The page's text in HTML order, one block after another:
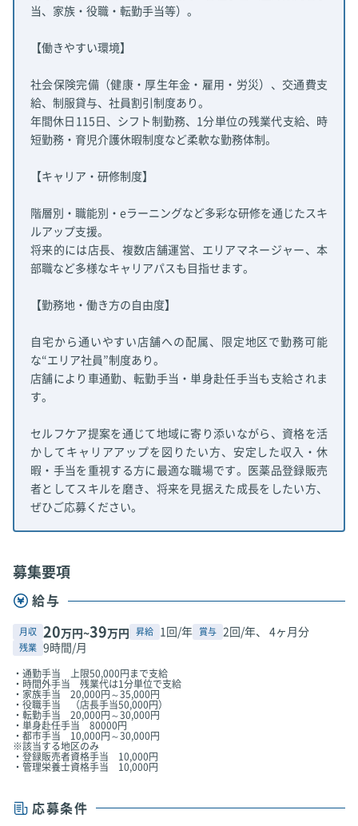
当、家族・役職・転勤手当等）。
【働きやすい環境】
社会保険完備（健康・厚生年金・雇用・労災）、交通費支
給、制服貸与、社員割引制度あり。
年間休日115日、シフト制勤務、1分単位の残業代支給、時
短勤務・育児介護休暇制度など柔軟な勤務体制。
【キャリア・研修制度】
階層別・職能別・eラーニングなど多彩な研修を通じたスキ
ルアップ支援。
将来的には店長、複数店舗運営、エリアマネージャー、本
部職など多様なキャリアパスも目指せます。
【勤務地・働き方の自由度】
自宅から通いやすい店舗への配属、限定地区で勤務可能
な“エリア社員”制度あり。
店舗により車通勤、転勤手当・単身赴任手当も支給されま
す。
セルフケア提案を通じて地域に寄り添いながら、資格を活
かしてキャリアアップを図りたい方、安定した収入・休
暇・手当を重視する方に最適な職場です。医薬品登録販売
者としてスキルを磨き、将来を見据えた成長をしたい方、
ぜひご応募ください。
募集要項
給与
月収 20万円~39万円 昇給 1回/年 賞与 2回/年、 4ヶ月分
残業 9時間/月
・通勤手当 上限50,000円まで支給
・時間外手当 残業代は1分単位で支給
・家族手当 20,000円～35,000円
・役職手当 （店長手当50,000円）
・転勤手当 20,000円～30,000円
・単身赴任手当 80000円
・都市手当 10,000円～30,000円
※該当する地区のみ
・登録販売者資格手当 10,000円
・管理栄養士資格手当 10,000円
応募条件